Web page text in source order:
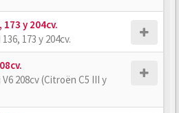
173 y 204cv.
173 y 204cv.
208cv (Citroën C5 III y